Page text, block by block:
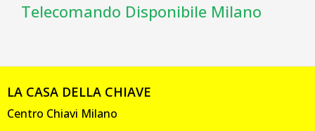
Telecomando Disponibile Milano
LA CASA DELLA CHIAVE
Centro Chiavi Milano